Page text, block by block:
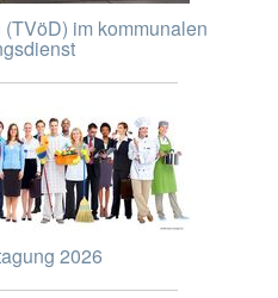
im kommunalen
2026